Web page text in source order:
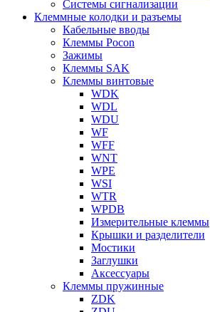
Системы сигнализации
Клеммные колодки и разъемы
Кабельные вводы
Клеммы Pocon
Зажимы
Клеммы SAK
Клеммы винтовые
WDK
WDL
WDU
WF
WFF
WNT
WPE
WSI
WTR
WPDB
Измерительные клеммы
Крышки и разделители
Мостики
Заглушки
Аксессуары
Клеммы пружинные
ZDK